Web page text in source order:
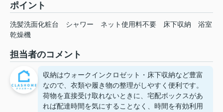
ポイント
洗髪洗面化粧台 シャワー ネット使用料不要 床下収納
浴室
乾燥機
担当者のコメント
収納はウォークインクロゼット・床下収納など豊富
なので、衣類や履き物の整理がしやすく便利です。
荷物を直接受け取れないときに、宅配ボックスがあ
れば配達時間を気にすることなく、時間を有効利用